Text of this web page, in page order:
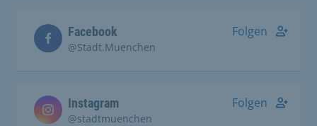
Facebook
@Stadt.Muenchen
Folgen
Instagram
@stadtmuenchen
Folgen